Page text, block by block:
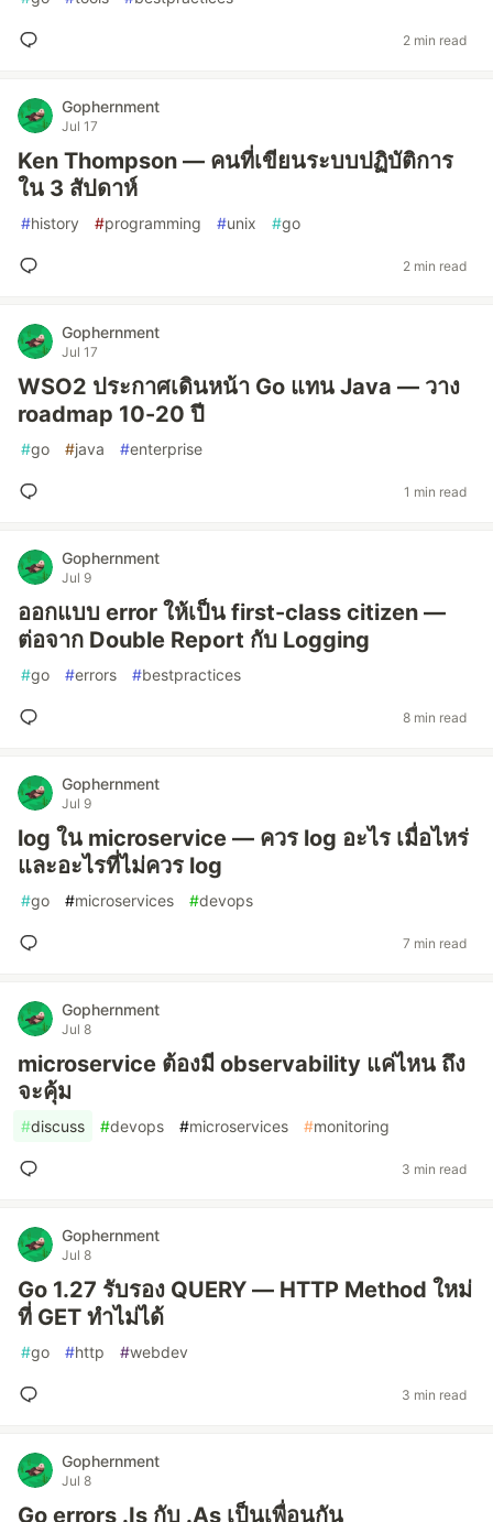
2 min read
Gophernment
Jul 17
Ken Thompson — คนที่เขียนระบบปฏิบัติการ
ใน 3 สัปดาห์
#history #programming #unix #go
2 min read
Gophernment
Jul 17
WSO2 ประกาศเดินหน้า Go แทน Java — วาง
roadmap 10-20 ปี
#go #java #enterprise
1 min read
Gophernment
Jul 9
ออกแบบ error ให้เป็น first-class citizen —
ต่อจาก Double Report กับ Logging
#go #errors #bestpractices
8 min read
Gophernment
Jul 9
log ใน microservice — ควร log อะไร เมื่อไหร่
และอะไรที่ไม่ควร log
#go #microservices #devops
7 min read
Gophernment
Jul 8
microservice ต้องมี observability แค่ไหน ถึง
จะคุ้ม
#discuss #devops #microservices #monitoring
3 min read
Gophernment
Jul 8
Go 1.27 รับรอง QUERY — HTTP Method ใหม่
ที่ GET ทำไม่ได้
#go #http #webdev
3 min read
Gophernment
Jul 8
Go errors .Is กับ .As เป็นเพื่อนกัน